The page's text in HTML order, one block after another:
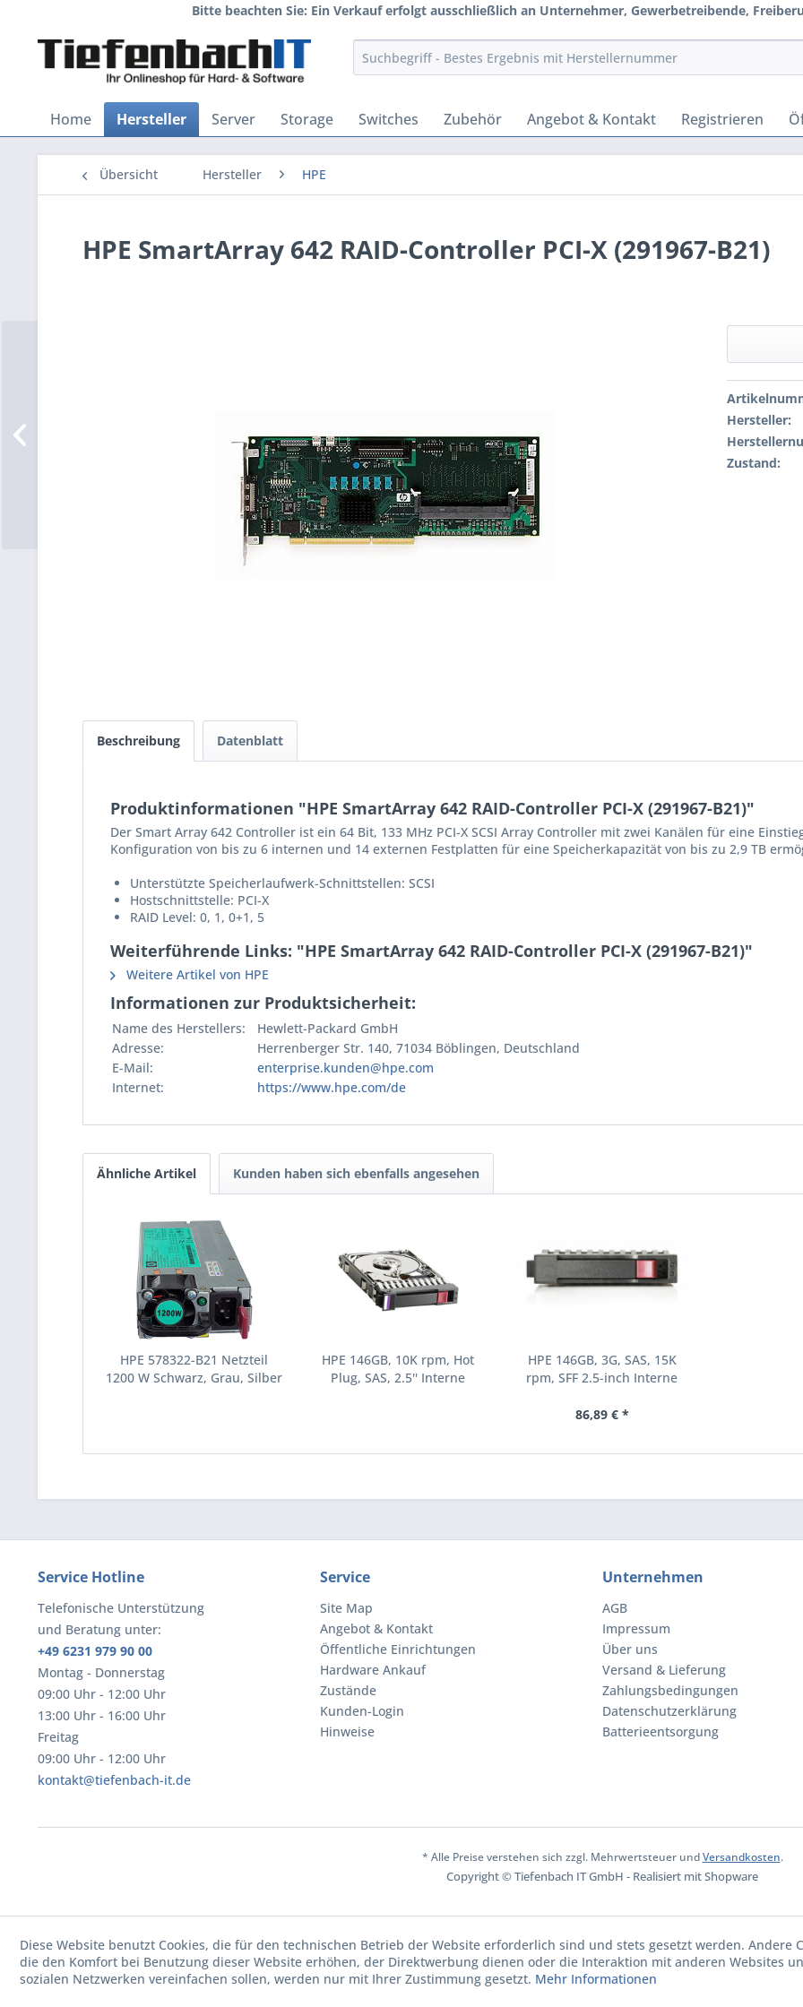
Bitte beachten Sie: Ein Verkauf erfolgt ausschließlich an Unternehmer, Gewerbetreibende,
Home Hersteller Server Storage Switches Zubehör Angebot & Kontakt Registrieren
Übersicht Hersteller HPE
HPE SmartArray 642 RAID-Controller PCI-X (291967-B21)
Hersteller:
Zustand:
Beschreibung Datenblatt
Produktinformationen "HPE SmartArray 642 RAID-Controller PCI-X (291967-B21)"
Der Smart Array 642 Controller ist ein 64 Bit, 133 MHz PCI-X SCSI Array Controller mit zwei Kanälen für eine
Konfiguration von bis zu 6 internen und 14 externen Festplatten für eine Speicherkapazität von bis zu 2,9 TB
Unterstützte Speicherlaufwerk-Schnittstellen: SCSI
Hostschnittstelle: PCI-X
RAID Level: 0, 1, 0+1, 5
Weiterführende Links: "HPE SmartArray 642 RAID-Controller PCI-X (291967-B21)"
Weitere Artikel von HPE
Informationen zur Produktsicherheit:
Name des Herstellers:
Hewlett-Packard GmbH
Adresse:
Herrenberger Str. 140, 71034 Böblingen, Deutschland
E-Mail:
enterprise.kunden@hpe.com
Internet:
https://www.hpe.com/de
Ähnliche Artikel Kunden haben sich ebenfalls angesehen
HPE 578322-B21 Netzteil
1200 W Schwarz, Grau, Silber
HPE 146GB, 10K rpm, Hot
Plug, SAS, 2.5'' Interne
HPE 146GB, 3G, SAS, 15K
rpm, SFF 2.5-inch Interne
(504062-B21)
86,89 € *
Service Hotline
Telefonische Unterstützung
und Beratung unter:
+49 6231 979 90 00
Montag - Donnerstag
09:00 Uhr - 12:00 Uhr
13:00 Uhr - 16:00 Uhr
Freitag
09:00 Uhr - 12:00 Uhr
kontakt@tiefenbach-it.de
Service
Site Map
Angebot & Kontakt
Öffentliche Einrichtungen
Hardware Ankauf
Zustände
Kunden-Login
Hinweise
Unternehmen
AGB
Impressum
Über uns
Versand & Lieferung
Zahlungsbedingungen
Datenschutzerklärung
Batterieentsorgung
* Alle Preise verstehen sich zzgl. Mehrwertsteuer undVersandkosten.
Copyright © Tiefenbach IT GmbH - Realisiert mit Shopware
Diese Website benutzt Cookies, die für den technischen Betrieb der Website erforderlich sind und stets gesetzt werden. Andere
die den Komfort bei Benutzung dieser Website erhöhen, der Direktwerbung dienen oder die Interaktion mit anderen Websites
sozialen Netzwerken vereinfachen sollen, werden nur mit Ihrer Zustimmung gesetzt. Mehr Informationen